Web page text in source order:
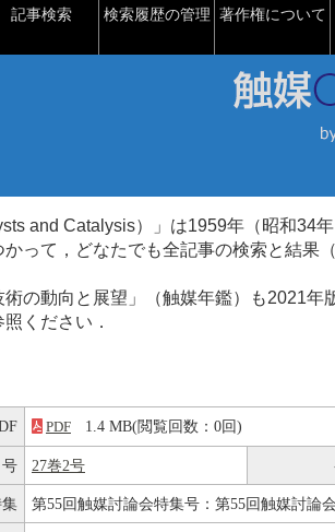
記事検索 検索履歴の管理 著作権について
and Catalysis）」は1959年（昭和34
かって，どなたでも全記事の検索と結果
術の動向と展望」（触媒年鑑）も2021
照ください．
PDF 1.4 MB(閲覧回数：0回)
27巻2号
第55回触媒討論会特集号：第55回触媒討論会